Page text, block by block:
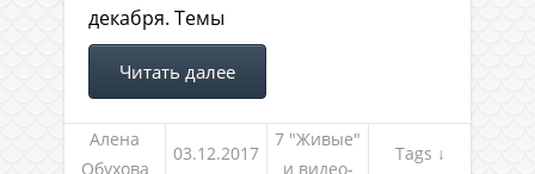
декабря. Темы
Читать далее
Алена
Обухова
03.12.2017
7 "Живые"
и видео-
Tags ↓